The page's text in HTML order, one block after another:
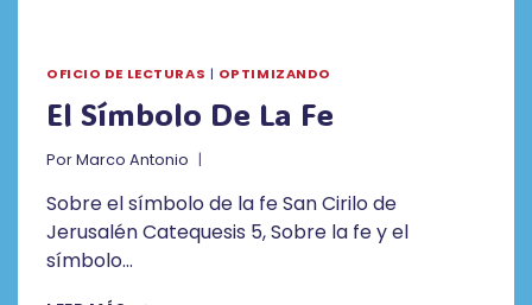
OFICIO DE LECTURAS | OPTIMIZANDO
El Símbolo De La Fe
PorMarco Antonio
Sobre el símbolo de la fe San Cirilo de
Jerusalén Catequesis 5, Sobre la fe y el
símbolo…